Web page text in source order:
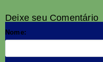
Deixe seu Comentário
Nome: